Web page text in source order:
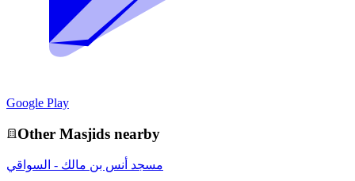
Google Play
Other Masjids nearby
مسجد أنس بن مالك - السواقي